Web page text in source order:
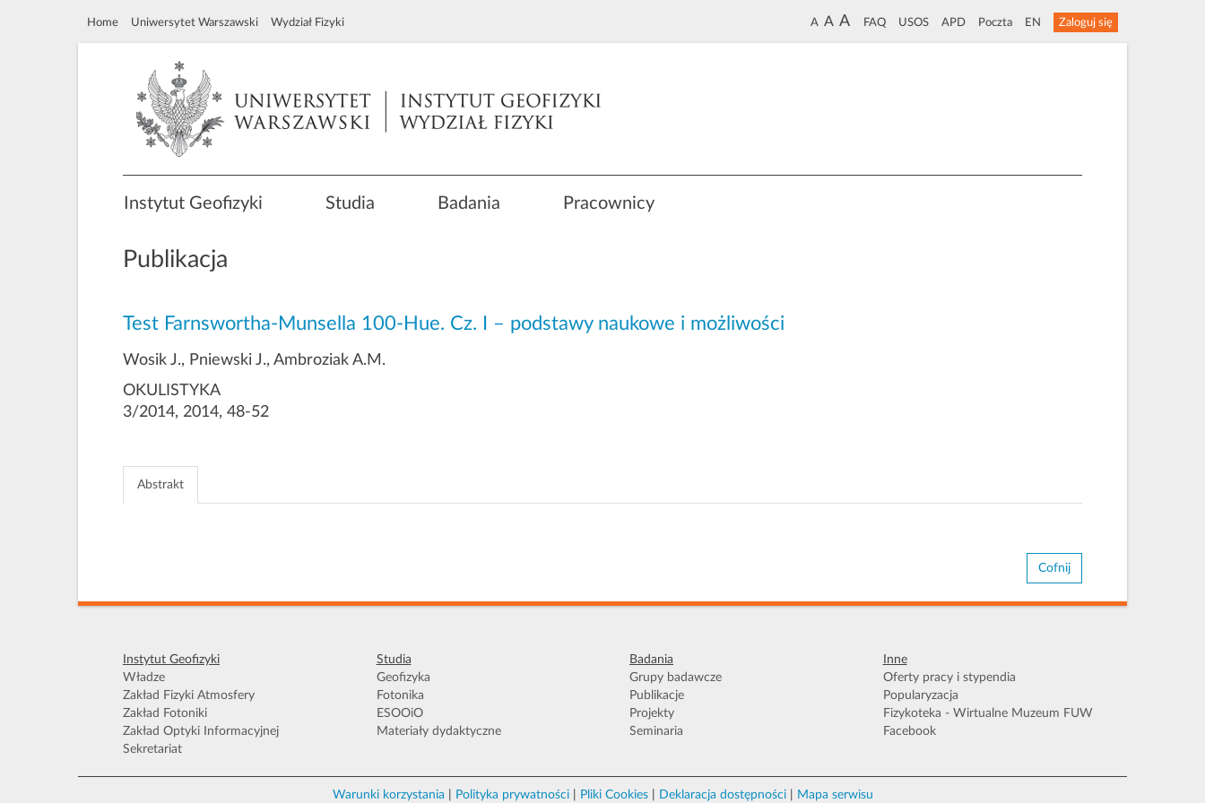
Home Uniwersytet Warszawski Wydział Fizyki A A A FAQ USOS APD Poczta EN Zaloguj się
Instytut Geofizyki Studia Badania Pracownicy
Publikacja
Test Farnswortha-Munsella 100-Hue. Cz. I – podstawy naukowe i możliwości
Wosik J., Pniewski J., Ambroziak A.M.
OKULISTYKA
3/2014, 2014, 48-52
Abstrakt
Cofnij
Instytut Geofizyki
Władze
Zakład Fizyki Atmosfery
Zakład Fotoniki
Zakład Optyki Informacyjnej
Sekretariat
Studia
Geofizyka
Fotonika
ESOOiO
Materiały dydaktyczne
Badania
Grupy badawcze
Publikacje
Projekty
Seminaria
Inne
Oferty pracy i stypendia
Popularyzacja
Fizykoteka - Wirtualne Muzeum FUW
Facebook
Warunki korzystania Polityka prywatności| Pliki Cookies| Deklaracja dostępności| Mapa serwisu